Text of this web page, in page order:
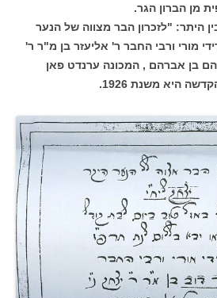
מן הברון הגר.
היתר: "לזכרון הבר מצווה של הנער
מורי ורבי החבר ר' אליעזר בן מ"ר ר'
בן אברהם , המכונה ערנדט פאן
היא משנת 1926.